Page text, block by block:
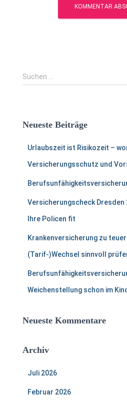
S
u
n
Suchen …
Neueste Beiträge
Urlaubszeit ist Risikozeit –
Versicherungsschutz und
Versicherungscheck Dresden
Ihre Policen fit
Krankenversicherung zu
(Tarif-)Wechsel sinnvoll
Weichenstellung schon im
Neueste Kommentare
Archiv
Juli 2026
Februar 2026